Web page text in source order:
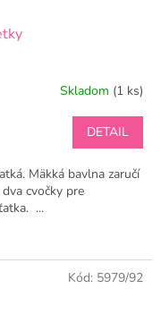
Skladom (1 ks)
DETAIL
Mäkká bavlna zaručí
cvočky pre
...
Kód: 5979/92